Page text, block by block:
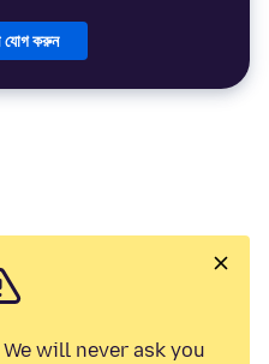
যোগ করুন
will never ask you